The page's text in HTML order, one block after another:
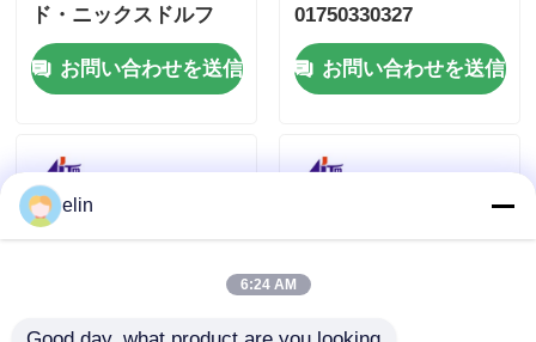
ド・ニックスドルフ
DN AIC オール・イ
ン・カセット
お問い合わせを送信
01750330327
1750330327
お問い合わせを送信
elin
6:24 AM